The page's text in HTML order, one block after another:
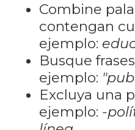
Combine
contengan
ejemplo:
Busque
ejemplo:
Excluya una
ejemplo: -